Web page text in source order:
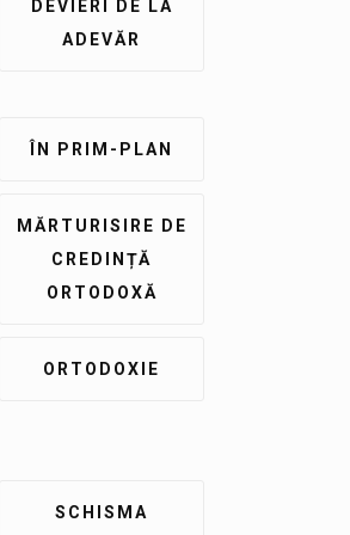
DEVIERI DE LA
ADEVĂR
ÎN PRIM-PLAN
MĂRTURISIRE DE
CREDINȚĂ
ORTODOXĂ
ORTODOXIE
SCHISMA